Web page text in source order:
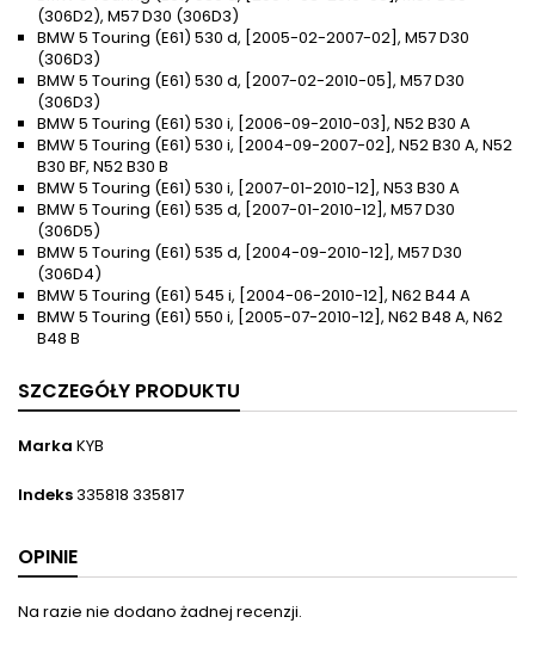
(306D2), M57 D30 (306D3)
BMW 5 Touring (E61) 530 d, [2005-02-2007-02], M57 D30
(306D3)
BMW 5 Touring (E61) 530 d, [2007-02-2010-05], M57 D30
(306D3)
BMW 5 Touring (E61) 530 i, [2006-09-2010-03], N52 B30 A
BMW 5 Touring (E61) 530 i, [2004-09-2007-02], N52 B30 A, N52
B30 BF, N52 B30 B
BMW 5 Touring (E61) 530 i, [2007-01-2010-12], N53 B30 A
BMW 5 Touring (E61) 535 d, [2007-01-2010-12], M57 D30
(306D5)
BMW 5 Touring (E61) 535 d, [2004-09-2010-12], M57 D30
(306D4)
BMW 5 Touring (E61) 545 i, [2004-06-2010-12], N62 B44 A
BMW 5 Touring (E61) 550 i, [2005-07-2010-12], N62 B48 A, N62
B48 B
SZCZEGÓŁY PRODUKTU
Marka KYB
Indeks335818 335817
OPINIE
Na razie nie dodano żadnej recenzji.